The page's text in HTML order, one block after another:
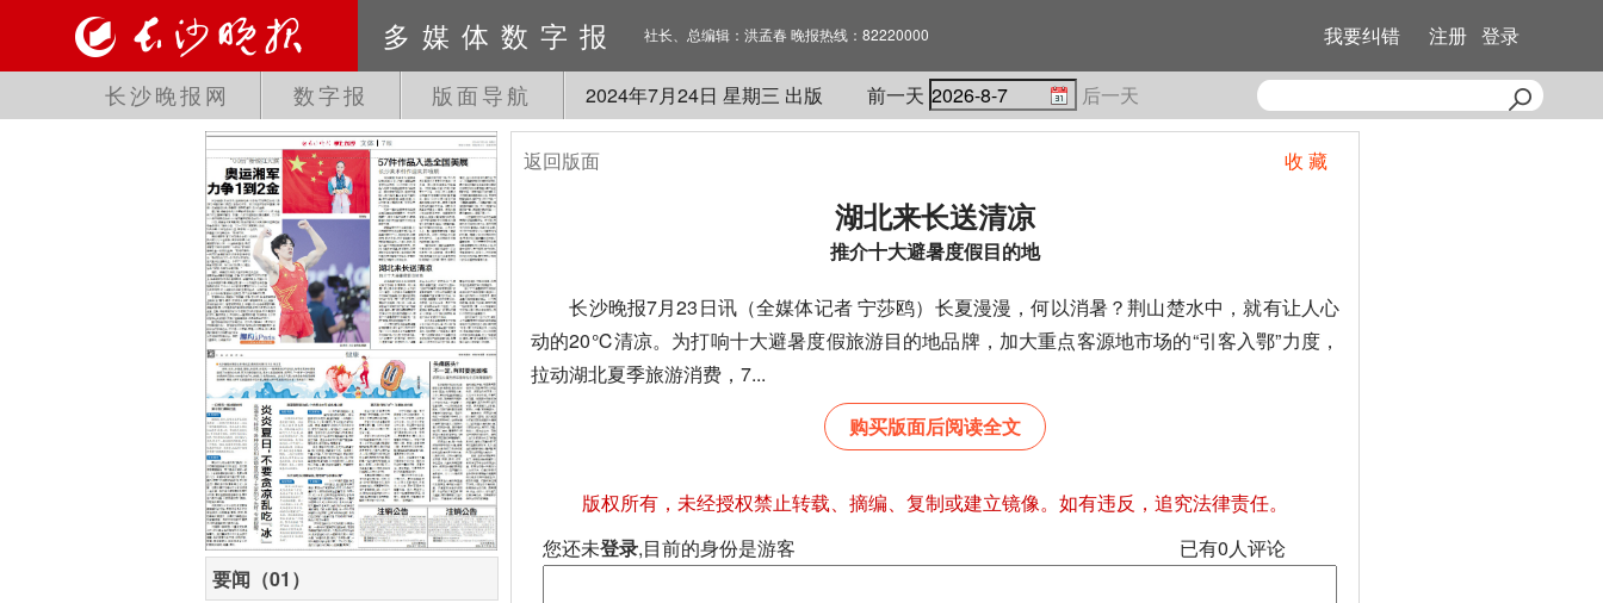
多媒体数字报 社长、总编辑：洪孟春 晚报热线：82220000 我要纠错 注册 登录
长沙晚报网 数字报 版面导航 2024年7月24日 星期三 出版 前一天 后一天
要闻（01）
返回版面 收 藏
湖北来长送清凉
推介十大避暑度假目的地
长沙晚报7月23日讯（全媒体记者 宁莎鸥）长夏漫漫，何以消暑？荆山楚水中，就有让人心
动的20℃清凉。为打响十大避暑度假旅游目的地品牌，加大重点客源地市场的“引客入鄂”力度，
拉动湖北夏季旅游消费，7...
购买版面后阅读全文
版权所有，未经授权禁止转载、摘编、复制或建立镜像。如有违反，追究法律责任。
您还未登录,目前的身份是游客 已有0人评论